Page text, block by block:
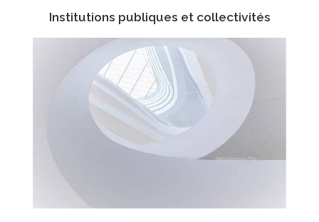
Institutions publiques et collectivités